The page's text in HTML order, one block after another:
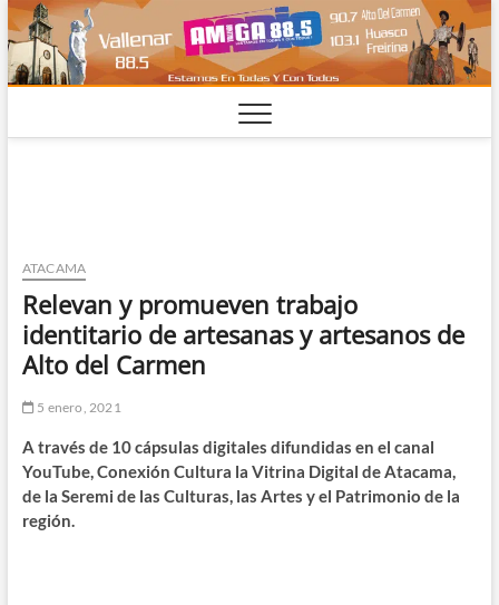
Saltar
al
contenido
ATACAMA
Relevan y promueven trabajo
identitario de artesanas y artesanos de
Alto del Carmen
5 enero, 2021
A través de 10 cápsulas digitales difundidas en el canal
YouTube, Conexión Cultura la Vitrina Digital de Atacama,
de la Seremi de las Culturas, las Artes y el Patrimonio de la
región.